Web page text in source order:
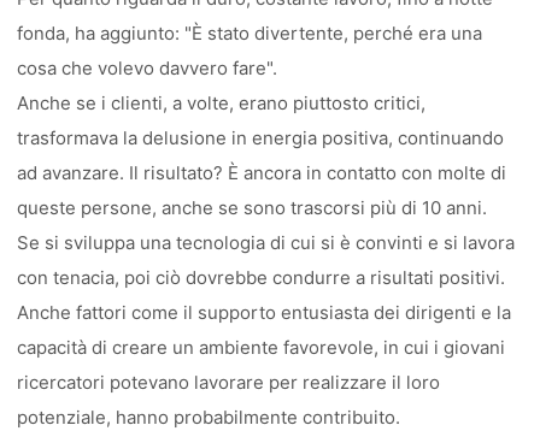
fonda, ha aggiunto: "È stato divertente, perché era una
cosa che volevo davvero fare".
Anche se i clienti, a volte, erano piuttosto critici,
trasformava la delusione in energia positiva, continuando
ad avanzare. Il risultato? È ancora in contatto con molte di
queste persone, anche se sono trascorsi più di 10 anni.
Se si sviluppa una tecnologia di cui si è convinti e si lavora
con tenacia, poi ciò dovrebbe condurre a risultati positivi.
Anche fattori come il supporto entusiasta dei dirigenti e la
capacità di creare un ambiente favorevole, in cui i giovani
ricercatori potevano lavorare per realizzare il loro
potenziale, hanno probabilmente contribuito.